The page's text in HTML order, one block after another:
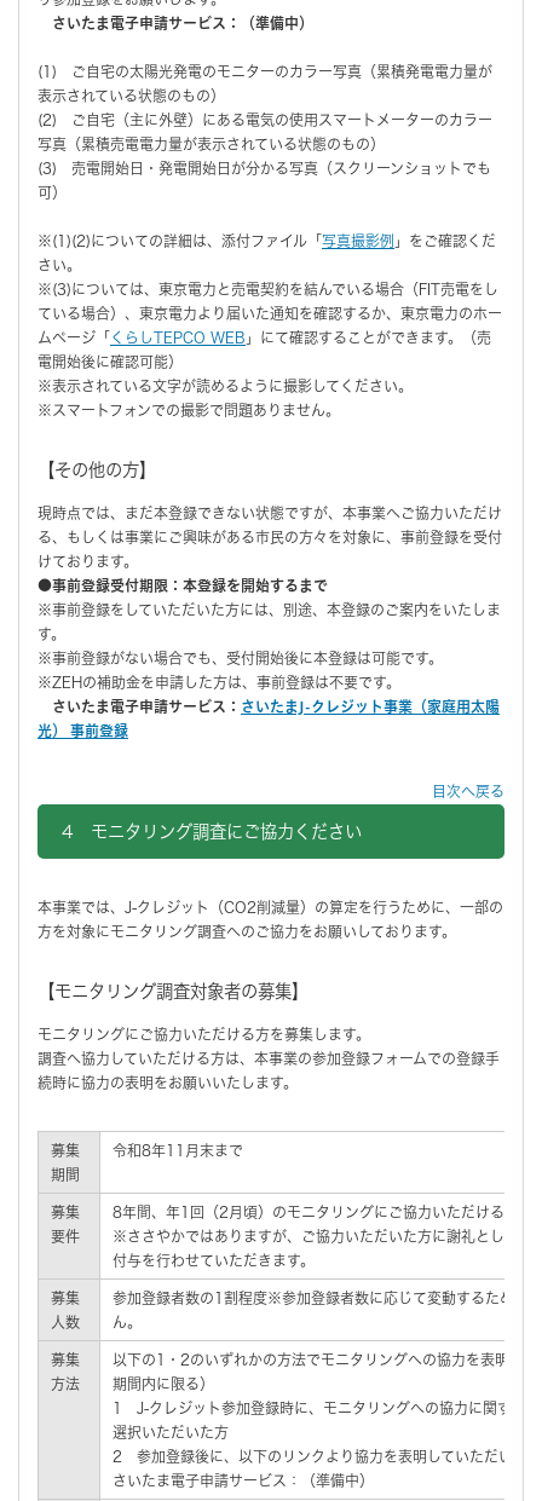
さいたま電子申請サービス：（準備中）
(1) ご自宅の太陽光発電のモニターのカラー写真（累積発電電力量が
表示されている状態のもの）
(2) ご自宅（主に外壁）にある電気の使用スマートメーターのカラー
写真（累積売電電力量が表示されている状態のもの）
(3) 売電開始日・発電開始日が分かる写真（スクリーンショットでも
可）
※(1)(2)についての詳細は、添付ファイル「 写真撮影例 」をご確認くだ
さい。
※(3)については、東京電力と売電契約を結んでいる場合（FIT売電をし
ている場合）、東京電力より届いた通知を確認するか、東京電力のホー
ムページ「 くらしTEPCO WEB 」にて確認することができます。（売
電開始後に確認可能）
※表示されている文字が読めるように撮影してください。
※スマートフォンでの撮影で問題ありません。
【その他の方】
現時点では、まだ本登録できない状態ですが、本事業へご協力いただけ
る、もしくは事業にご興味がある市民の方々を対象に、事前登録を受付
けております。
●事前登録受付期限：本登録を開始するまで
※事前登録をしていただいた方には、別途、本登録のご案内をいたしま
す。
※事前登録がない場合でも、受付開始後に本登録は可能です。
※ZEHの補助金を申請した方は、事前登録は不要です。
さいたま電子申請サービス： さいたまJ-クレジット事業（家庭用太陽
光） 事前登録
目次へ戻る
4 モニタリング調査にご協力ください
本事業では、J-クレジット（CO2削減量）の算定を行うために、一部の
方を対象にモニタリング調査へのご協力をお願いしております。
【モニタリング調査対象者の募集】
モニタリングにご協力いただける方を募集します。
調査へ協力していただける方は、本事業の参加登録フォームでの登録手
続時に協力の表明をお願いいたします。
募集
期間
令和8年11月末まで
募集
要件
8年間、年1回（2月頃）のモニタリングにご協力いただける方
※ささやかではありますが、ご協力いただいた方に謝礼として地
付与を行わせていただきます。
募集
人数
参加登録者数の1割程度※参加登録者数に応じて変動するため、
ん。
募集
方法
以下の1・2のいずれかの方法でモニタリングへの協力を表明し
期間内に限る）
1 J-クレジット参加登録時に、モニタリングへの協力に関する
選択いただいた方
2 参加登録後に、以下のリンクより協力を表明していただいた方
さいたま電子申請サービス：（準備中）